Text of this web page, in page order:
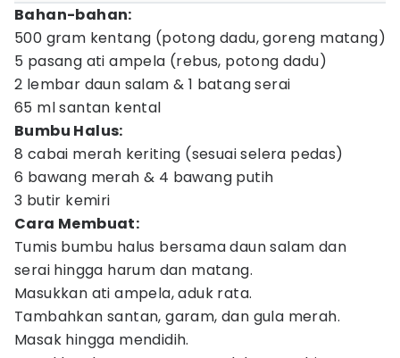
Bahan-bahan:
500 gram kentang (potong dadu, goreng matang)
5 pasang ati ampela (rebus, potong dadu)
2 lembar daun salam & 1 batang serai
65 ml santan kental
Bumbu Halus:
8 cabai merah keriting (sesuai selera pedas)
6 bawang merah & 4 bawang putih
3 butir kemiri
Cara Membuat:
Tumis bumbu halus bersama daun salam dan
serai hingga harum dan matang.
Masukkan ati ampela, aduk rata.
Tambahkan santan, garam, dan gula merah.
Masak hingga mendidih.